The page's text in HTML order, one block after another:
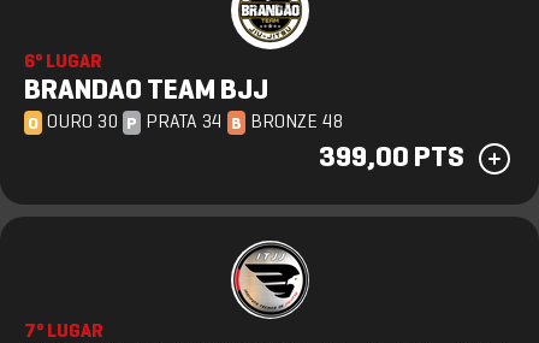
6º LUGAR
BRANDAO TEAM BJJ
O OURO 30 P PRATA 34 B BRONZE 48
399,00 PTS
7º LUGAR